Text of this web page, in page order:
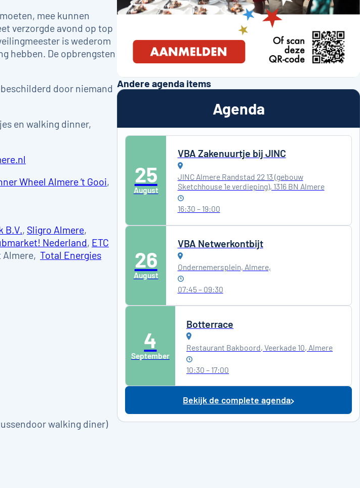
mee kunnen
verzorgde avond op top
is wederom
hebben. De opbrengsten
door niemand
en walking dinner,
Wheel Almere ‘t Gooi,
B.V., Sligro Almere,
Nederland, ETC
Almere, Total Energies
walking diner)
Andere agenda items
Agenda
25
August
VBA Zakenuurtje bij JINC
JINC Almere Randstad 22 13 (gebouw
Sketchhouse 1e verdieping), 1316 BN Almere
16:30 – 19:00
26
August
VBA Netwerkontbijt
Ondernemersplein, Almere,
07:45 – 09:30
4
September
Botterrace
Restaurant Bakboord, Veerkade 10, Almere
10:30 – 17:00
Bekijk de complete agenda